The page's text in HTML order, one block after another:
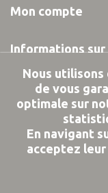
© 2019 PROVOCK -
Mon compte
Informations
Nous utilisons
de vous
optimale sur
En navigant
acceptez